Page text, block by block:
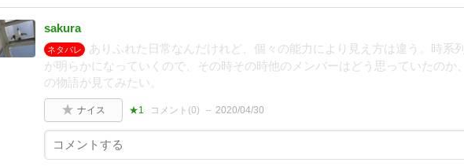
sakura
ネタバレ
ありふれた日常なんだけれど、個々の能力により見え方は違う。時系
が明らかになっていくので、その時その時他のメンバーはどう思っていたのか
の物語が見てみたい。
ナイス ★1 コメント(0) 2020/04/30